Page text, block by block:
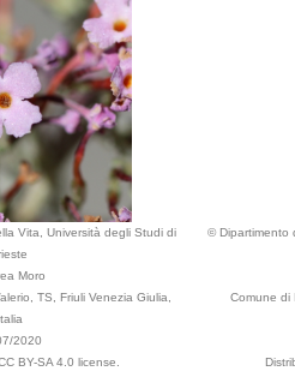
Vita, Università degli Studi di
Moro
TS, Friuli Venezia Giulia,
2020
BY-SA 4.0 license.
© Dipartimento
Comune di